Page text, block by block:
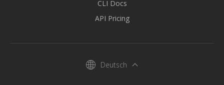
CLI Docs
API Pricing
Deutsch